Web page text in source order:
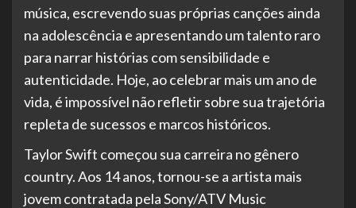
música, escrevendo suas próprias canções ainda
na adolescência e apresentando um talento raro
para narrar histórias com sensibilidade e
autenticidade. Hoje, ao celebrar mais um ano de
vida, é impossível não refletir sobre sua trajetória
repleta de sucessos e marcos históricos.
Taylor Swift começou sua carreira no gênero
country. Aos 14 anos, tornou-se a artista mais
jovem contratada pela Sony/ATV Music